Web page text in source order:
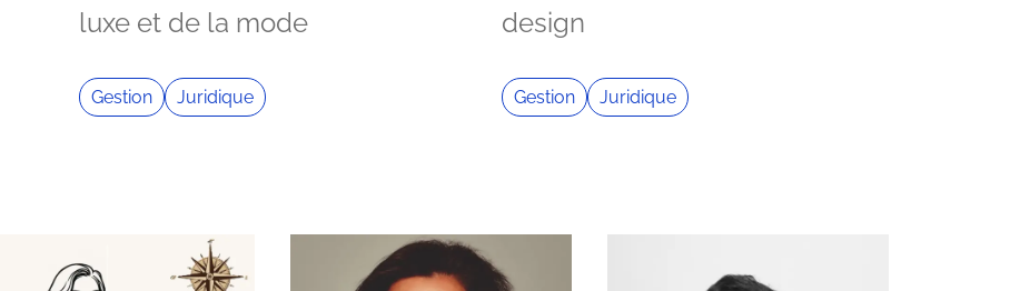
luxe et de la mode
Gestion Juridique
design
Gestion Juridique